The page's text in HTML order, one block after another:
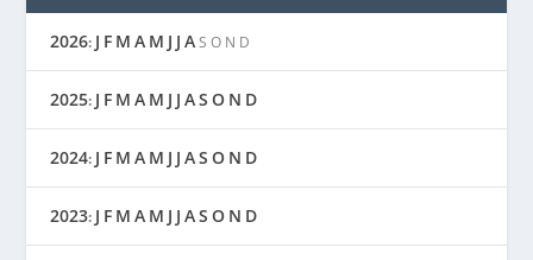
2026: J F M A M J J A S O N D
2025: J F M A M J J AS O N D
2024: J F M A M J J AS O N D
2023: J F M A M J J AS O N D